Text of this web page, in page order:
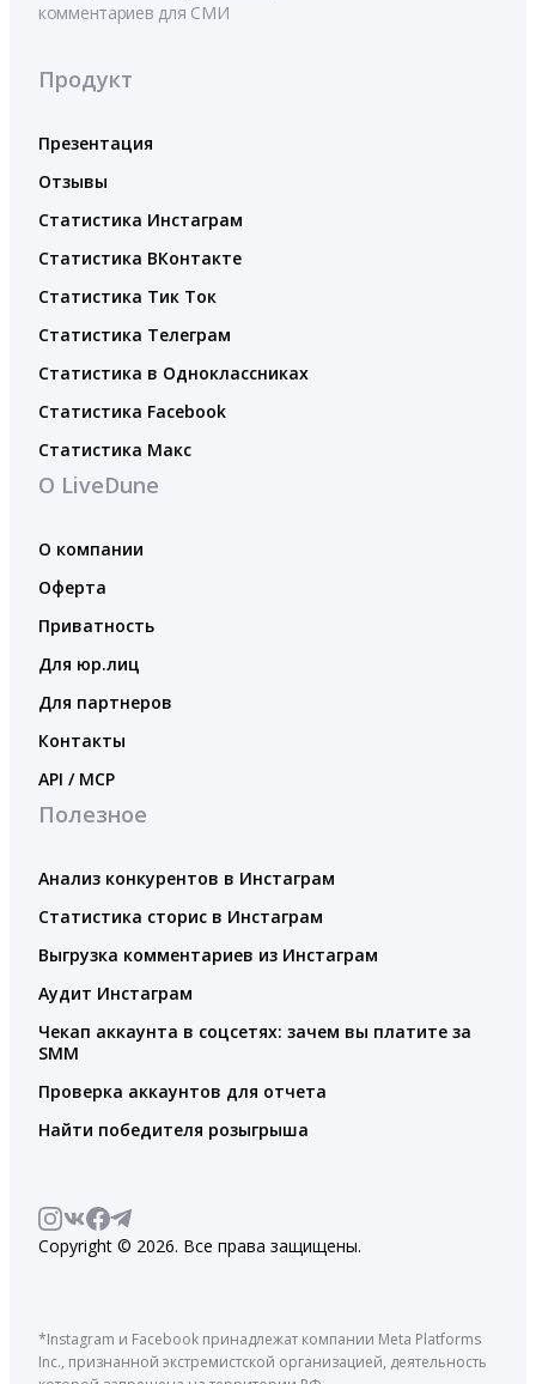
комментариев для СМИ
Продукт
Презентация
Отзывы
Статистика Инстаграм
Статистика ВКонтакте
Статистика Тик Ток
Статистика Телеграм
Статистика в Одноклассниках
Статистика Facebook
Статистика Макс
О LiveDune
О компании
Оферта
Приватность
Для юр.лиц
Для партнеров
Контакты
API / MCP
Полезное
Анализ конкурентов в Инстаграм
Статистика сторис в Инстаграм
Выгрузка комментариев из Инстаграм
Аудит Инстаграм
Чекап аккаунта в соцсетях: зачем вы платите за
SMM
Проверка аккаунтов для отчета
Найти победителя розыгрыша
Copyright © 2026. Все права защищены.
*Instagram и Facebook принадлежат компании Meta Platforms
Inc., признанной экстремистской организацией, деятельность